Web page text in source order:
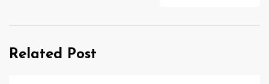
ー
Related Post